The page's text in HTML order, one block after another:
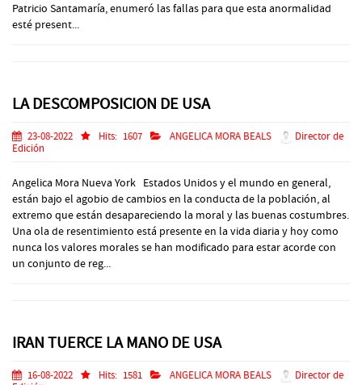
Patricio Santamaría, enumeró las fallas para que esta anormalidad
esté present...
LA DESCOMPOSICION DE USA
23-08-2022 Hits: 1607 ANGELICA MORA BEALS
Director de
Edición
Angelica Mora Nueva York Estados Unidos y el mundo en general,
están bajo el agobio de cambios en la conducta de la población, al
extremo que están desapareciendo la moral y las buenas costumbres.
Una ola de resentimiento está presente en la vida diaria y hoy como
nunca los valores morales se han modificado para estar acorde con
un conjunto de reg...
IRAN TUERCE LA MANO DE USA
16-08-2022 Hits: 1581 ANGELICA MORA BEALS
Director de